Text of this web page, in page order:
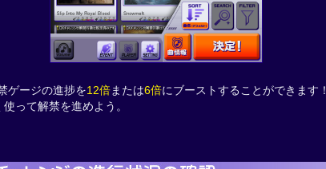
ゲージの進捗を12倍または6倍にブーストすることができます！
使って解禁を進めよう。